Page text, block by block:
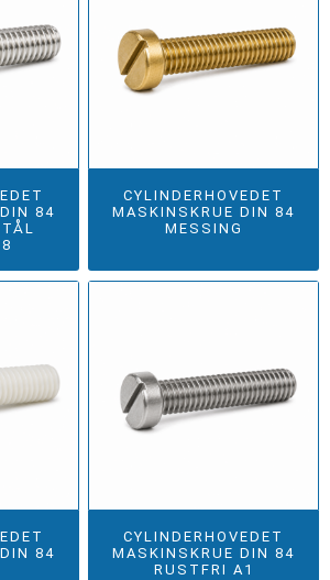
84
CYLINDERHOVEDET
MASKINSKRUE DIN 84
MESSING
84
CYLINDERHOVEDET
MASKINSKRUE DIN 84
RUSTFRI A1